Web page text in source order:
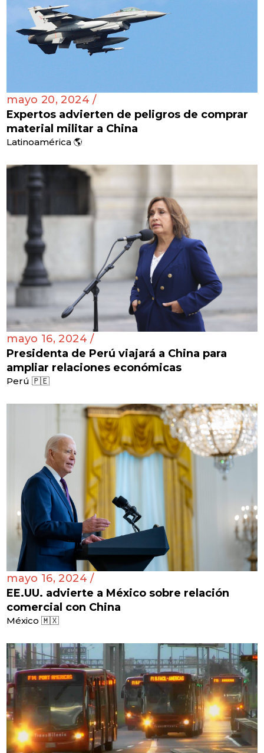
mayo 20, 2024 /
Expertos advierten de peligros de comprar
material militar a China
Latinoamérica 🌎
mayo 16, 2024 /
Presidenta de Perú viajará a China para
ampliar relaciones económicas
Perú 🇵🇪
mayo 16, 2024 /
EE.UU. advierte a México sobre relación
comercial con China
México 🇲🇽